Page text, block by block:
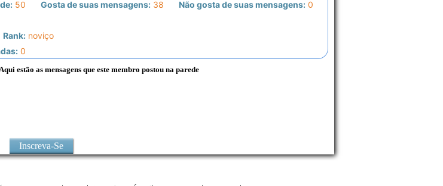
50 Gosta de suas mensagens:38 Não gosta de suas mensagens:0
Rank:noviço
0
Aqui estão as mensagens que este membro postou na parede
Inscreva-Se